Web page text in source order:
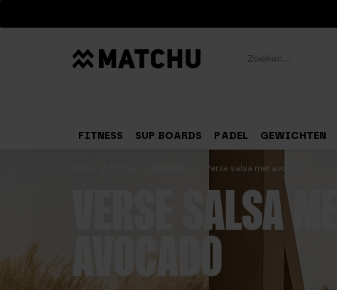
FITNESS SUP BOARDS PADEL GEWICHTEN
Verse salsa met avocado
VERSE SALSA MET
AVOCADO